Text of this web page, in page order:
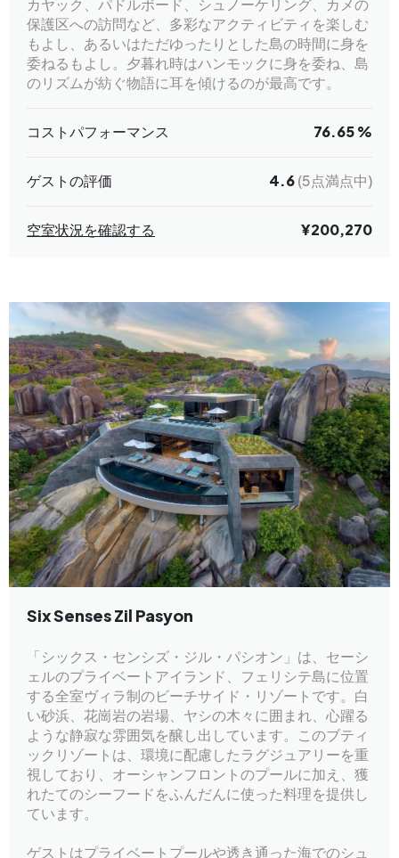
カヤック、パドルボード、シュノーケリング、カメの
保護区への訪問など、多彩なアクティビティを楽しむ
もよし、あるいはただゆったりとした島の時間に身を
委ねるもよし。夕暮れ時はハンモックに身を委ね、島
のリズムが紡ぐ物語に耳を傾けるのが最高です。
コストパフォーマンス 76.65 %
ゲストの評価 4.6(5点満点中)
空室状況を確認する ¥200,270
Six Senses Zil Pasyon
「シックス・センシズ・ジル・パシオン」は、セーシ
ェルのプライベートアイランド、フェリシテ島に位置
する全室ヴィラ制のビーチサイド・リゾートです。白
い砂浜、花崗岩の岩場、ヤシの木々に囲まれ、心躍る
ような静寂な雰囲気を醸し出しています。このブティ
ックリゾートは、環境に配慮したラグジュアリーを重
視しており、オーシャンフロントのプールに加え、獲
れたてのシーフードをふんだんに使った料理を提供し
ています。
ゲストはプライベートプールや透き通った海でのシュ